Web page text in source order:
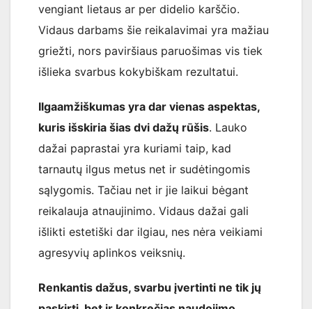
vengiant lietaus ar per didelio karščio.
Vidaus darbams šie reikalavimai yra mažiau
griežti, nors paviršiaus paruošimas vis tiek
išlieka svarbus kokybiškam rezultatui.
Ilgaamžiškumas yra dar vienas aspektas,
kuris išskiria šias dvi dažų rūšis. Lauko
dažai paprastai yra kuriami taip, kad
tarnautų ilgus metus net ir sudėtingomis
sąlygomis. Tačiau net ir jie laikui bėgant
reikalauja atnaujinimo. Vidaus dažai gali
išlikti estetiški dar ilgiau, nes nėra veikiami
agresyvių aplinkos veiksnių.
Renkantis dažus, svarbu įvertinti ne tik jų